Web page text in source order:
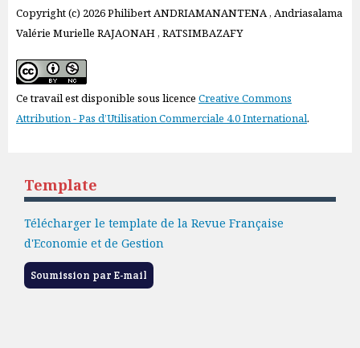
Copyright (c) 2026 Philibert ANDRIAMANANTENA , Andriasalama
Valérie Murielle RAJAONAH , RATSIMBAZAFY
Ce travail est disponible sous licence Creative Commons
Attribution - Pas d’Utilisation Commerciale 4.0 International.
Template
Télécharger le template de la Revue Française
d'Economie et de Gestion
Soumission par E-mail